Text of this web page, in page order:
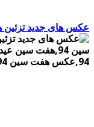
عکس های جدید